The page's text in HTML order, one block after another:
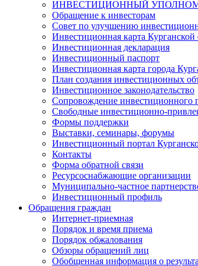
ИНВЕСТИЦИОННЫЙ
Обращение к инвесторам
Совет по улучшению
Инвестиционная карта Курганской
Инвестиционная декларация
Инвестиционный паспорт
Инвестиционная карта города
План создания инвестиционных
Инвестиционное законодательство
Сопровождение инвестиционного
Свободные инвестиционно-
Формы поддержки
Выставки, семинары, форумы
Инвестиционный портал
Контакты
Форма обратной связи
Ресурсоснабжающие организации
Муниципально-частное
Инвестиционный профиль
Обращения граждан
Интернет-приемная
Порядок и время приема
Порядок обжалования
Обзоры обращений лиц
Обобщенная информация о